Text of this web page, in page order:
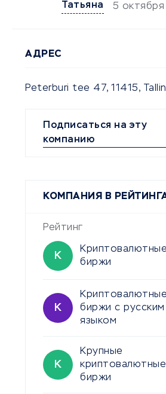
Татьяна
5
АДРЕС
Peterburi tee 47, 11415,
Подписаться на эту
компанию
КОМПАНИЯ В
Рейтинг
К
Криптовалютные
биржи
К
Криптовалютные
биржи с русским
языком
К
Крупные
криптовалютные
биржи